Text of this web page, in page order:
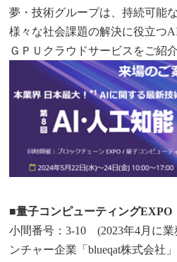
夢・技術グループは、持続可能
様々な社会課題の解決に役立つ
ＧＰＵクラウドサービスをご紹
■量子コンピューティングEXPO
小間番号：3-10 (2023年4月に
ンチャー企業「blueqat株式会社